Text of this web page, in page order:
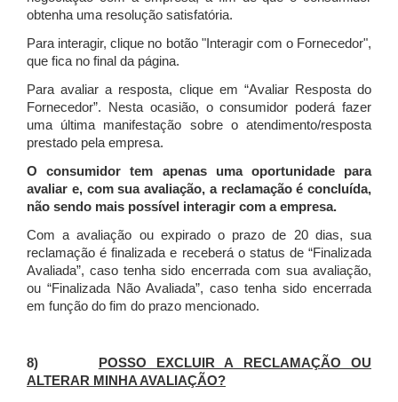
obtenha uma resolução satisfatória.
Para interagir, clique no botão "Interagir com o Fornecedor",
que fica no final da página.
Para avaliar a resposta, clique em “Avaliar Resposta do
Fornecedor”. Nesta ocasião, o consumidor poderá fazer
uma última manifestação sobre o atendimento/resposta
prestado pela empresa.
O consumidor tem apenas uma oportunidade para
avaliar e, com sua avaliação, a reclamação é concluída,
não sendo mais possível interagir com a empresa.
Com a avaliação ou expirado o prazo de 20 dias, sua
reclamação é finalizada e receberá o status de “Finalizada
Avaliada”, caso tenha sido encerrada com sua avaliação,
ou “Finalizada Não Avaliada”, caso tenha sido encerrada
em função do fim do prazo mencionado.
8)
POSSO EXCLUIR A RECLAMAÇÃO OU
ALTERAR MINHA AVALIAÇÃO?